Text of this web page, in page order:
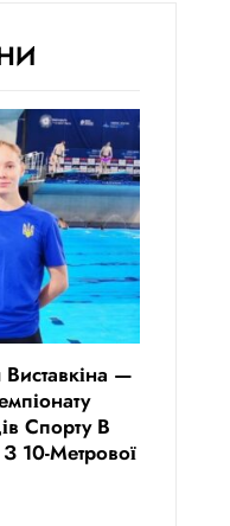
—
Спорту В
10-Метрової